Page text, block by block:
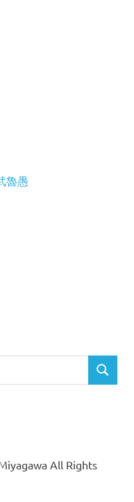
魯愚
検
All Rights